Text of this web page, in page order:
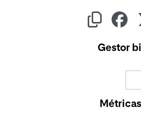
Gestor